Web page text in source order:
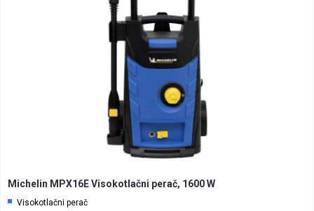
Michelin MPX16E Visokotlačni perač, 1600 W
Visokotlačni perač